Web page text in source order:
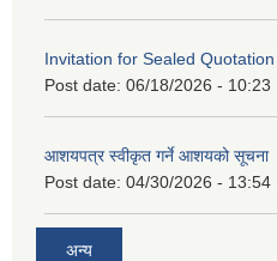
Invitation for Sealed Quotation
Post date: 06/18/2026 - 10:23
आशयपत्र स्वीकृत गर्ने आशयको सूचना
Post date: 04/30/2026 - 13:54
अन्य